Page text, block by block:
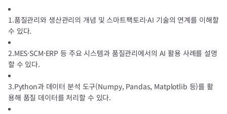
1.품질관리와 생산관리의 개념 및 스마트팩토리·AI 기술의 연계를 이해할
수 있다.
2.MES·SCM·ERP 등 주요 시스템과 품질관리에서의 AI 활용 사례를 설명
할 수 있다.
3.Python과 데이터 분석 도구(Numpy, Pandas, Matplotlib 등)를 활
용해 품질 데이터를 처리할 수 있다.